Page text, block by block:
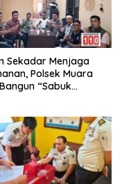
Sekadar Menjaga
Polsek Muara
“Sabuk